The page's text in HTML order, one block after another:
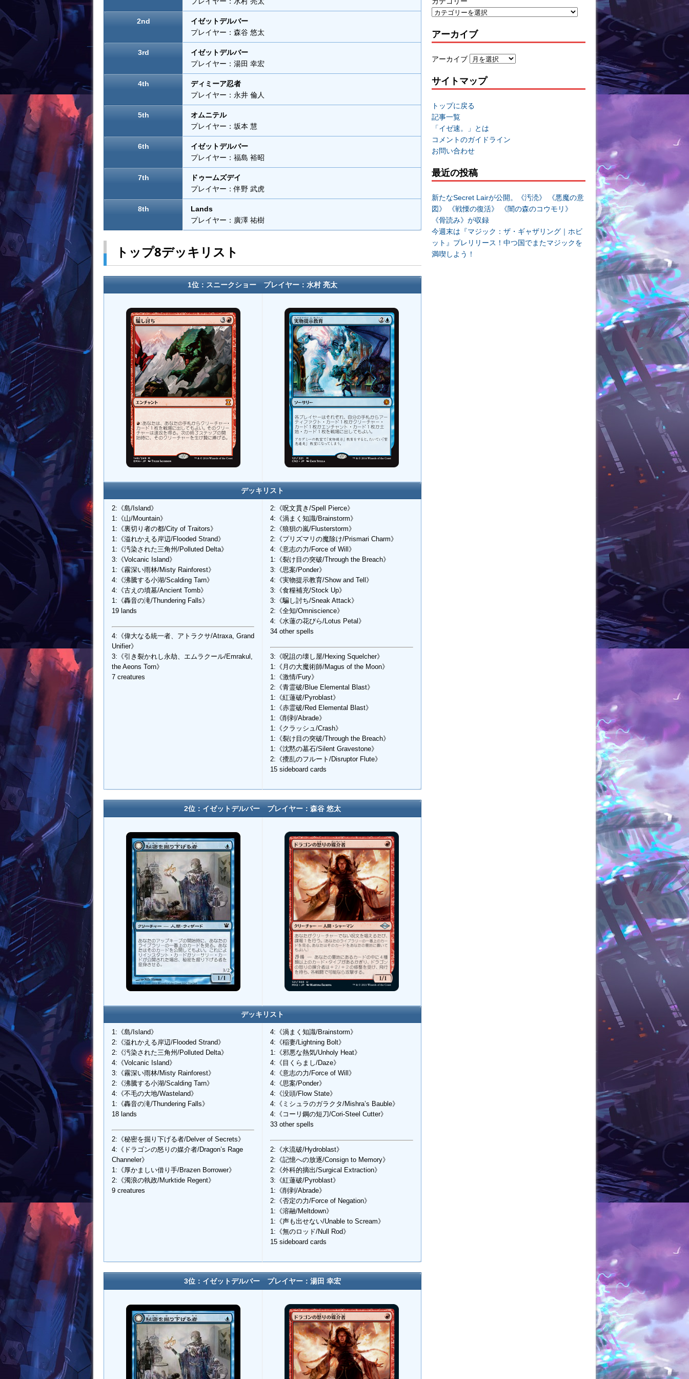
k
2nd
イゼットデルバー
プレイヤー：森谷 悠太
3rd
イゼットデルバー
プレイヤー：湯田 幸宏
4th
ディミーア忍者
プレイヤー：永井 倫人
5th
オムニテル
プレイヤー：坂本 慧
6th
イゼットデルバー
プレイヤー：福島 裕昭
7th
ドゥームズデイ
プレイヤー：伴野 武虎
8th
Lands
プレイヤー：廣澤 祐樹
トップ8デッキリスト
1位：スニークショー プレイヤー：水村 亮太
デッキリスト
2:《島/Island》
1:《山/Mountain》
1:《裏切り者の都/City of Traitors》
1:《溢れかえる岸辺/Flooded Strand》
1:《汚染された三角州/Polluted Delta》
3:《Volcanic Island》
1:《霧深い雨林/Misty Rainforest》
4:《沸騰する小湖/Scalding Tarn》
4:《古えの墳墓/Ancient Tomb》
1:《轟音の滝/Thundering Falls》
19 lands
4:《偉大なる統一者、アトラクサ/Atraxa, Grand
Unifier》
3:《引き裂かれし永劫、エムラクール/Emrakul,
the Aeons Torn》
7 creatures
2:《呪文貫き/Spell Pierce》
4:《渦まく知識/Brainstorm》
2:《狼狽の嵐/Flusterstorm》
2:《プリズマリの魔除け/Prismari Charm》
4:《意志の力/Force of Will》
1:《裂け目の突破/Through the Breach》
3:《思案/Ponder》
4:《実物提示教育/Show and Tell》
3:《食糧補充/Stock Up》
3:《騙し討ち/Sneak Attack》
2:《全知/Omniscience》
4:《水蓮の花びら/Lotus Petal》
34 other spells
3:《呪詛の壊し屋/Hexing Squelcher》
1:《月の大魔術師/Magus of the Moon》
1:《激情/Fury》
2:《青霊破/Blue Elemental Blast》
1:《紅蓮破/Pyroblast》
1:《赤霊破/Red Elemental Blast》
1:《削剥/Abrade》
1:《クラッシュ/Crash》
1:《裂け目の突破/Through the Breach》
1:《沈黙の墓石/Silent Gravestone》
2:《攪乱のフルート/Disruptor Flute》
15 sideboard cards
2位：イゼットデルバー プレイヤー：森谷 悠太
デッキリスト
1:《島/Island》
2:《溢れかえる岸辺/Flooded Strand》
2:《汚染された三角州/Polluted Delta》
4:《Volcanic Island》
3:《霧深い雨林/Misty Rainforest》
2:《沸騰する小湖/Scalding Tarn》
4:《不毛の大地/Wasteland》
1:《轟音の滝/Thundering Falls》
18 lands
2:《秘密を掘り下げる者/Delver of Secrets》
4:《ドラゴンの怒りの媒介者/Dragon’s Rage
Channeler》
1:《厚かましい借り手/Brazen Borrower》
2:《濁浪の執政/Murktide Regent》
9 creatures
4:《渦まく知識/Brainstorm》
4:《稲妻/Lightning Bolt》
1:《邪悪な熱気/Unholy Heat》
4:《目くらまし/Daze》
4:《意志の力/Force of Will》
4:《思案/Ponder》
4:《没頭/Flow State》
4:《ミシュラのガラクタ/Mishra’s Bauble》
4:《コーリ鋼の短刀/Cori-Steel Cutter》
33 other spells
2:《水流破/Hydroblast》
2:《記憶への放逐/Consign to Memory》
2:《外科的摘出/Surgical Extraction》
3:《紅蓮破/Pyroblast》
1:《削剥/Abrade》
2:《否定の力/Force of Negation》
1:《溶融/Meltdown》
1:《声も出せない/Unable to Scream》
1:《無のロッド/Null Rod》
15 sideboard cards
3位：イゼットデルバー プレイヤー：湯田 幸宏
アーカイブ
アーカイブ
サイトマップ
トップに戻る
記事一覧
「イゼ速。」とは
コメントのガイドライン
お問い合わせ
最近の投稿
新たなSecret Lairが公開。《汚涜》 《悪魔の意
図》 《戦慄の復活》 《闇の森のコウモリ》
《骨読み》が収録
今週末は『マジック：ザ・ギャザリング｜ホビ
ット』プレリリース！中つ国でまたマジックを
満喫しよう！